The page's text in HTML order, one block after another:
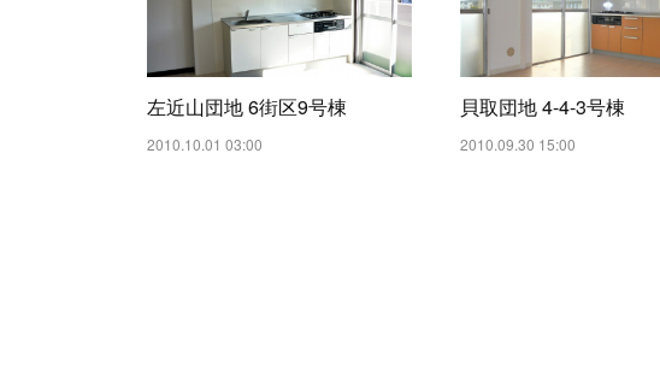
左近山団地 6街区9号棟
2010.10.01 03:00
貝取団地 4-4-3号棟
2010.09.30 15:00